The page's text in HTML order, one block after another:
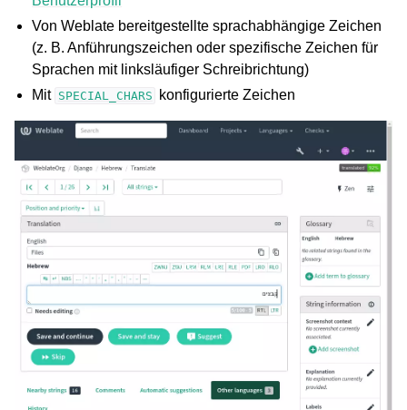
Von Weblate bereitgestellte sprachabhängige Zeichen
(z. B. Anführungszeichen oder spezifische Zeichen für
Sprachen mit linksläufiger Schreibrichtung)
Mit SPECIAL_CHARS konfigurierte Zeichen